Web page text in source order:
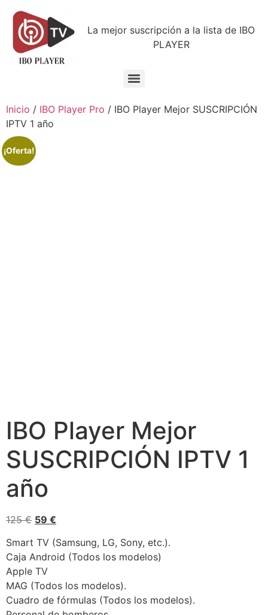
La mejor suscripción a la lista de IBO
PLAYER
Inicio / IBO Player Pro / IBO Player Mejor SUSCRIPCIÓN
IPTV 1 año
¡Oferta!
IBO Player Mejor
SUSCRIPCIÓN IPTV 1
año
125€ 59 €
Smart TV (Samsung, LG, Sony, etc.).
Caja Android (Todos los modelos)
Apple TV
MAG (Todos los modelos).
Cuadro de fórmulas (Todos los modelos).